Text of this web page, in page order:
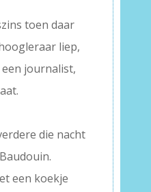
toen daar
liep,
journalist,
die nacht
een koekje